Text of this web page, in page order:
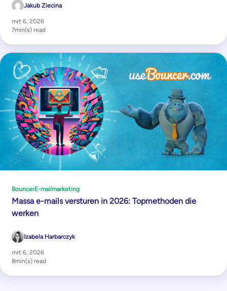
Jakub Ziecina
mrt 6, 2026
7min(s) read
BouncerE-mailmarketing
Massa e-mails versturen in 2026: Topmethoden die
werken
Izabela Harbarczyk
mrt 6, 2026
8min(s) read